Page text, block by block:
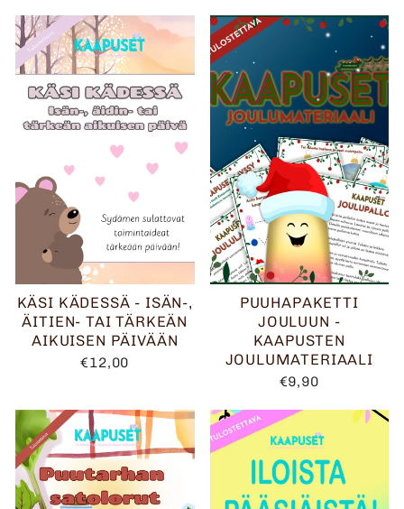
KÄSI KÄDESSÄ - ISÄN-,
ÄITIEN- TAI TÄRKEÄN
AIKUISEN PÄIVÄÄN
€12,00
PUUHAPAKETTI
JOULUUN -
KAAPUSTEN
JOULUMATERIAALI
€9,90